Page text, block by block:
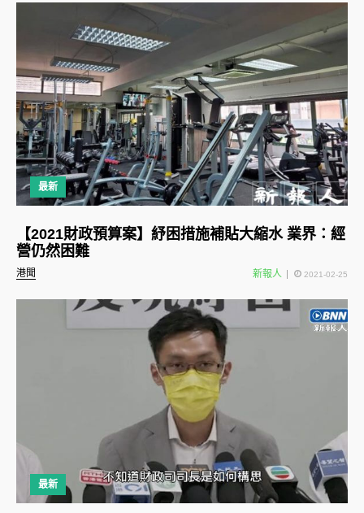
最新
港聞
【2021財政預算案】紓困措施補貼大縮水 業界：經
營仍然困難
新報人 2021-02-25
最新